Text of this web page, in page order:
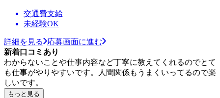
交通費支給
未経験OK
詳細を見る
応募画面に進む
新着口コミあり
わからないことや仕事内容など丁寧に教えてくれるのでとて
も仕事がやりやすいです。人間関係もうまくいってるので楽
しいです。
もっと見る